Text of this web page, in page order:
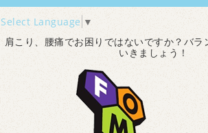
Select Language ▼
肩こり、腰痛でお困りではないですか？バラ
いきましょう！